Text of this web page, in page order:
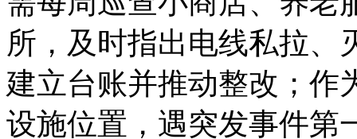
所，及时指出电线私拉、
建立台账并推动整改；作
设施位置，遇突发事件第